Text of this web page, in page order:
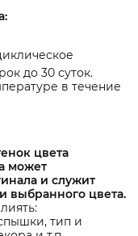
до 30 суток.
в течение
цвета
может
и служит
выбранного цвета.
тип и